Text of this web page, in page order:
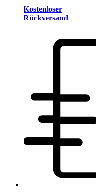
Kostenloser
Rückversand